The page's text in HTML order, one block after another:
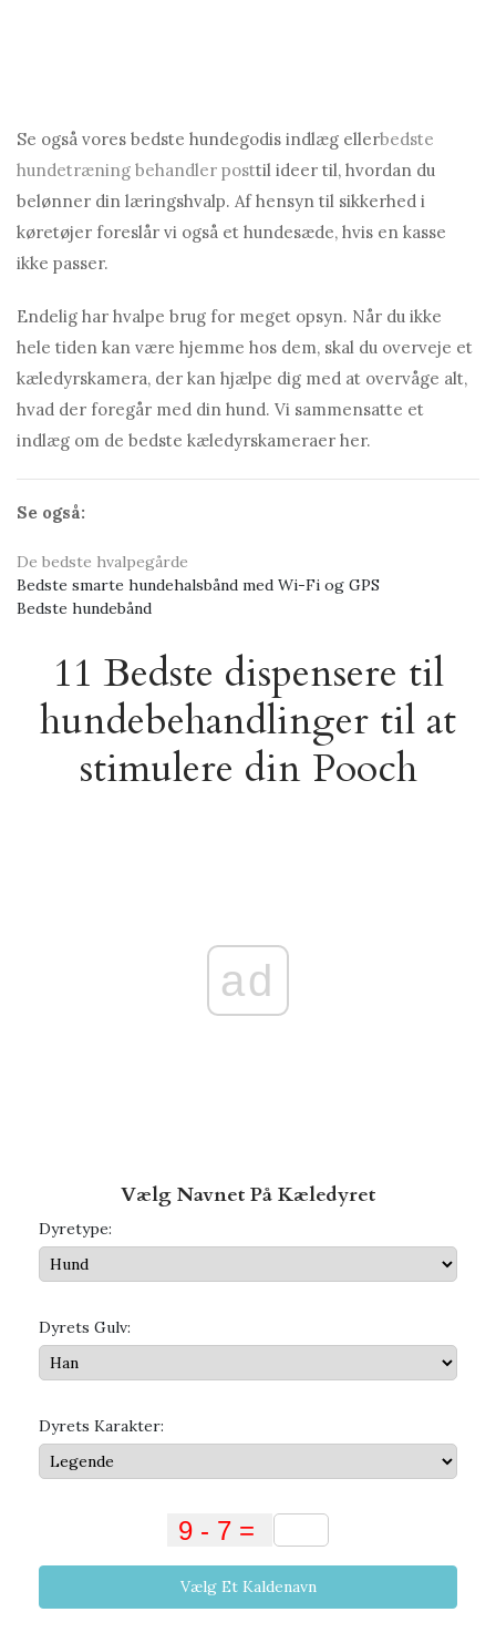
Se også vores bedste hundegodis indlæg ellerbedste
hundetræning behandler posttil ideer til, hvordan du
belønner din læringshvalp. Af hensyn til sikkerhed i
køretøjer foreslår vi også et hundesæde, hvis en kasse
ikke passer.
Endelig har hvalpe brug for meget opsyn. Når du ikke
hele tiden kan være hjemme hos dem, skal du overveje et
kæledyrskamera, der kan hjælpe dig med at overvåge alt,
hvad der foregår med din hund. Vi sammensatte et
indlæg om de bedste kæledyrskameraer her.
Se også:
De bedste hvalpegårde
Bedste smarte hundehalsbånd med Wi-Fi og GPS
Bedste hundebånd
11 Bedste dispensere til
hundebehandlinger til at
stimulere din Pooch
ad
Vælg Navnet På Kæledyret
Dyretype:
Dyrets Gulv:
Dyrets Karakter:
Vælg Et Kaldenavn